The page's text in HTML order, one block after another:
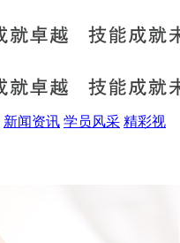
新闻资讯 学员风采 精彩视